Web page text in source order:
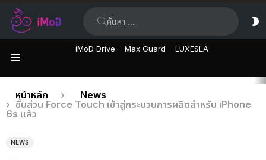
iMoD Drive Max Guard LUXESLA
เรื่อง
ล่าสุด
คุณอยู่ที่นี่:
หน้าหลัก
News
ชิ้นส่วน Force Touch เข้าสู่กระบวนการผลิตสำหรับ iPhone
6s แล้ว
NEWS